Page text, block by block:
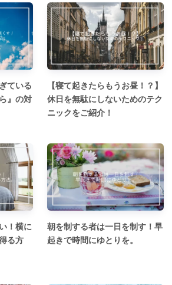
ている
』の対
【寝て起きたらもうお昼！？】
休日を無駄にしないためのテク
ニックをご紹介！
！横に
る方
朝を制する者は一日を制す！早
起きで時間にゆとりを。